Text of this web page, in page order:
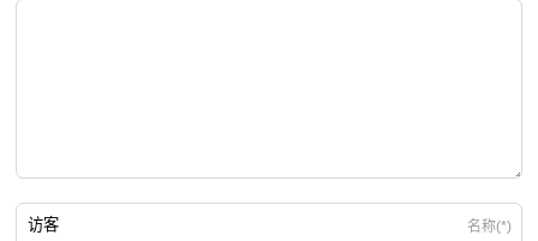
名称(*)